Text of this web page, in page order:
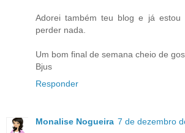
Adorei também teu blog e já estou
perder nada.
Um bom final de semana cheio de
Bjus
Responder
Monalise Nogueira 7 de dezembro